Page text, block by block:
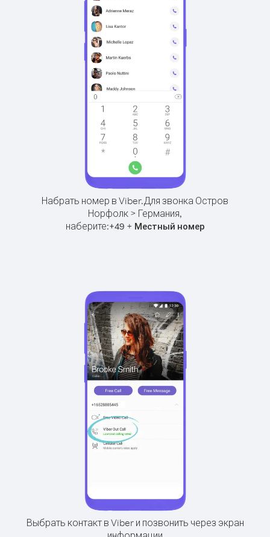
Набрать номер в Viber.Для звонка Остров
Норфолк > Германия,
наберите:+49 + Местный номер
Выбрать контакт в Viber и позвонить через экран